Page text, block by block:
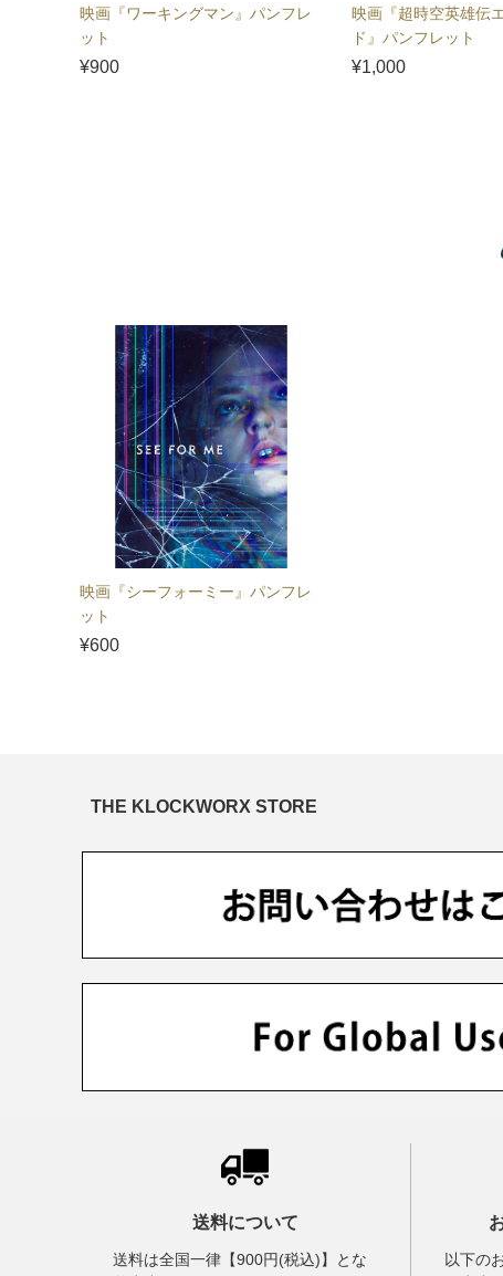
映画『ワーキングマン』パンフレ
ット
¥900
映画『超時空英雄伝
ド』パンフレット
¥1,000
映画『シーフォーミー』パンフレ
ット
¥600
THE KLOCKWORX STORE